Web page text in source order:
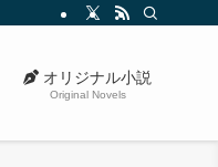
オリジナル小説
Original Novels